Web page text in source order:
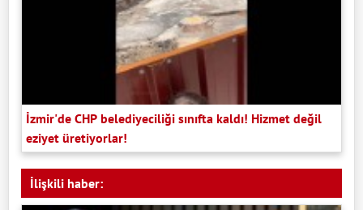
İzmir'de CHP belediyeciliği sınıfta kaldı! Hizmet değil
eziyet üretiyorlar!
İlişkili haber: